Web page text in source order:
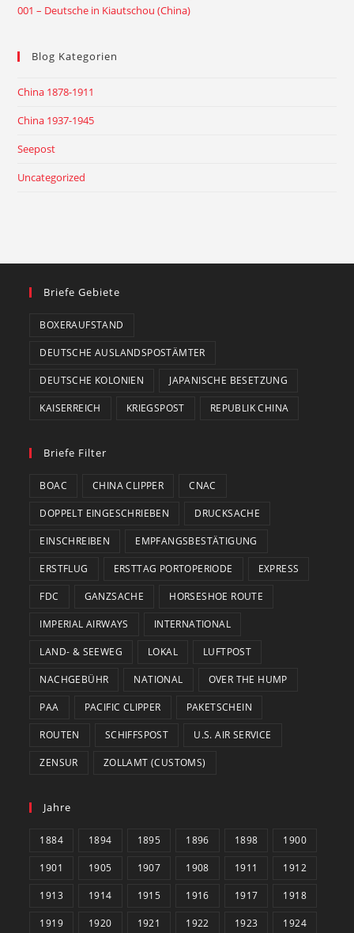
001 – Deutsche in Kiautschou (China)
Blog Kategorien
China 1878-1911
China 1937-1945
Seepost
Uncategorized
Briefe Gebiete
BOXERAUFSTAND
DEUTSCHE AUSLANDSPOSTÄMTER
DEUTSCHE KOLONIEN JAPANISCHE BESETZUNG
KAISERREICH KRIEGSPOST REPUBLIK CHINA
Briefe Filter
BOAC CHINA CLIPPER CNAC
DOPPELT EINGESCHRIEBEN DRUCKSACHE
EINSCHREIBEN EMPFANGSBESTÄTIGUNG
ERSTFLUG ERSTTAG PORTOPERIODE EXPRESS
FDC GANZSACHE HORSESHOE ROUTE
IMPERIAL AIRWAYS INTERNATIONAL
LAND- & SEEWEG LOKAL LUFTPOST
NACHGEBÜHR NATIONAL OVER THE HUMP
PAA PACIFIC CLIPPER PAKETSCHEIN
ROUTEN SCHIFFSPOST U.S. AIR SERVICE
ZENSUR ZOLLAMT (CUSTOMS)
Jahre
1884 1894 1895 1896 1898 1900
1901 1905 1907 1908 1911 1912
1913 1914 1915 1916 1917 1918
1919 1920 1921 1922 1923 1924